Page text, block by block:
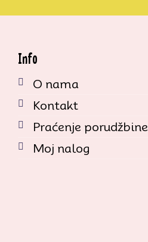
Info
O nama
Kontakt
Praćenje porudžbine
Moj nalog